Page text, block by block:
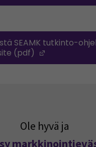
SEAMK tutkinto-
(pdf)
Ole hyvä ja